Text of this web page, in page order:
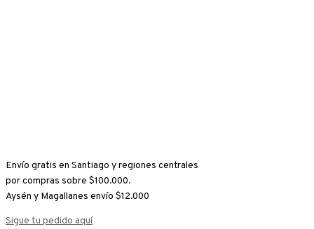
Envío gratis en Santiago y regiones centrales
por compras sobre $100.000.
Aysén y Magallanes envío $12.000
Sigue tu pedido aquí